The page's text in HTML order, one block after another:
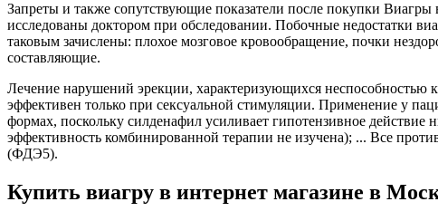
Запреты и также сопутствующие показатели после покупки
исследованы доктором при обследовании. Побочные недостатки
таковым зачислены: плохое мозговое кровообращение, почки
составляющие.
Лечение нарушений эрекции, характеризующихся неспособностью
эффективен только при сексуальной стимуляции. Применение у
формах, поскольку силденафил усиливает гипотензивное
эффективность комбинированной терапии не изучена); ... Все
(ФДЭ5).
Купить виагру в интернет магазине в